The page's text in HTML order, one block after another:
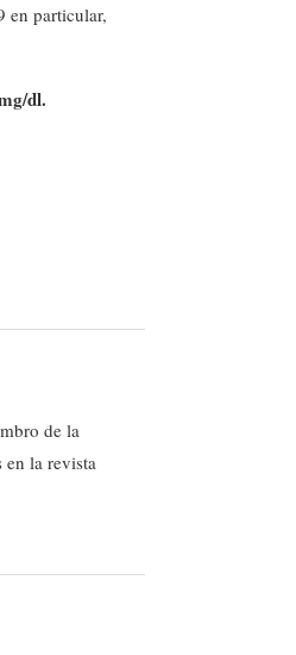
en particular,
dl.
de la
la revista